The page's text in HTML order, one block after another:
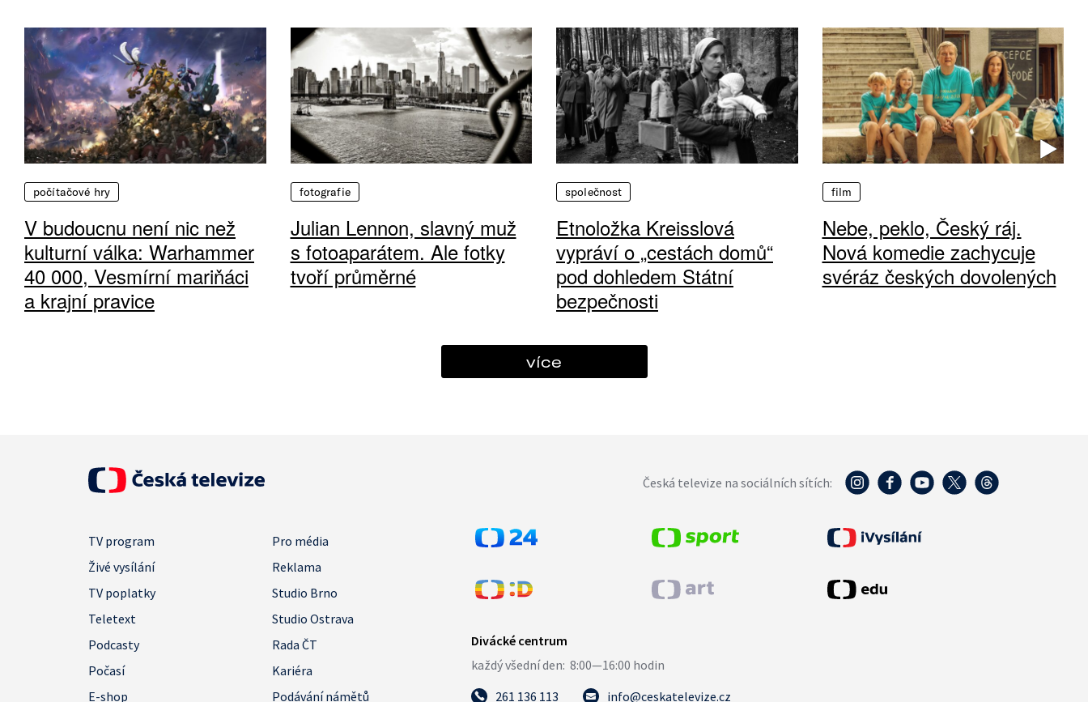
počítačové hry
V budoucnu není nic než
kulturní válka: Warhammer
40 000, Vesmírní mariňáci
a krajní pravice
fotografie
Julian Lennon, slavný muž
s fotoaparátem. Ale fotky
tvoří průměrné
společnost
Etnoložka Kreisslová
vypráví o „cestách domů“
pod dohledem Státní
bezpečnosti
film
Nebe, peklo, Český ráj.
Nová komedie zachycuje
svéráz českých dovolených
více
Česká televize na sociálních sítích:
TV program
Pro média
Živé vysílání
Reklama
TV poplatky
Studio Brno
Teletext
Studio Ostrava
Podcasty
Rada ČT
Počasí
Kariéra
E-shop
Podávání námětů 261 136 113 info@ceskatelevize.cz